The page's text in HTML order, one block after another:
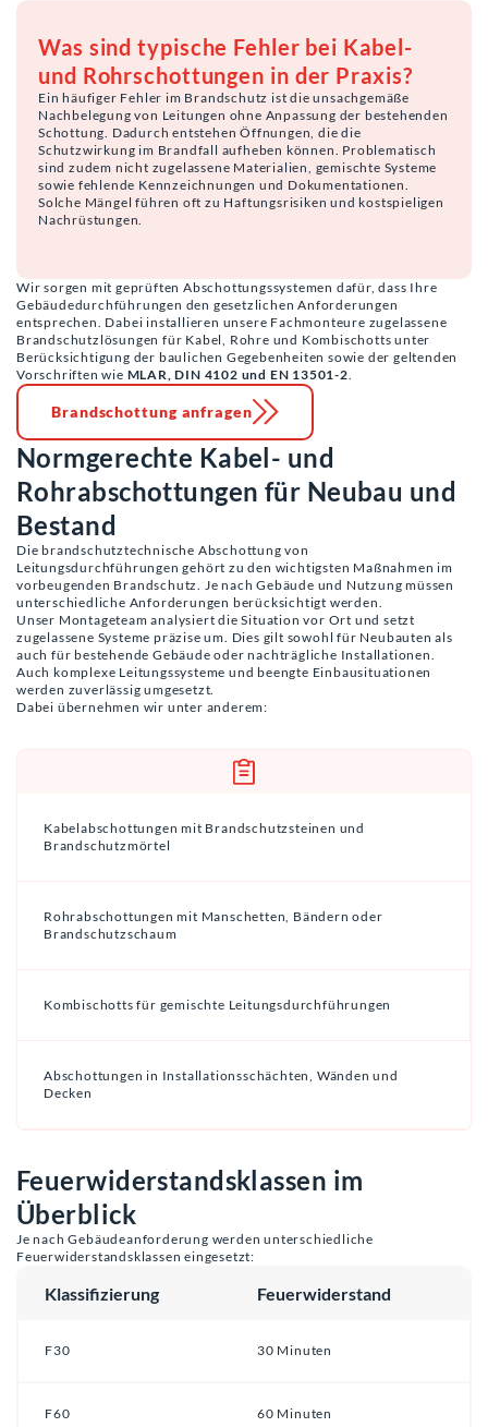
Was sind typische Fehler bei Kabel-
und Rohrschottungen in der Praxis?
Ein häufiger Fehler im Brandschutz ist die unsachgemäße
Nachbelegung von Leitungen ohne Anpassung der bestehenden
Schottung. Dadurch entstehen Öffnungen, die die
Schutzwirkung im Brandfall aufheben können. Problematisch
sind zudem nicht zugelassene Materialien, gemischte Systeme
sowie fehlende Kennzeichnungen und Dokumentationen.
Solche Mängel führen oft zu Haftungsrisiken und kostspieligen
Nachrüstungen.
Wir sorgen mit geprüften Abschottungssystemen dafür, dass Ihre
Gebäudedurchführungen den gesetzlichen Anforderungen
entsprechen. Dabei installieren unsere Fachmonteure zugelassene
Brandschutzlösungen für Kabel, Rohre und Kombischotts unter
Berücksichtigung der baulichen Gegebenheiten sowie der geltenden
Vorschriften wie MLAR, DIN 4102 und EN 13501-2
Brandschottung anfragen
Normgerechte Kabel- und
Rohrabschottungen für Neubau und
Bestand
Die brandschutztechnische Abschottung von
Leitungsdurchführungen gehört zu den wichtigsten Maßnahmen im
vorbeugenden Brandschutz. Je nach Gebäude und Nutzung müssen
unterschiedliche Anforderungen berücksichtigt werden.
Unser Montageteam analysiert die Situation vor Ort und setzt
zugelassene Systeme präzise um. Dies gilt sowohl für Neubauten als
auch für bestehende Gebäude oder nachträgliche Installationen.
Auch komplexe Leitungssysteme und beengte Einbausituationen
werden zuverlässig umgesetzt.
Dabei übernehmen wir unter anderem:
Kabelabschottungen mit Brandschutzsteinen und
Brandschutzmörtel
Rohrabschottungen mit Manschetten, Bändern oder
Brandschutzschaum
Kombischotts für gemischte Leitungsdurchführungen
Abschottungen in Installationsschächten, Wänden und
Decken
Feuerwiderstandsklassen im
Überblick
Je nach Gebäudeanforderung werden unterschiedliche
Feuerwiderstandsklassen eingesetzt:
Klassifizierung Feuerwiderstand
F30 30 Minuten
F60 60 Minuten